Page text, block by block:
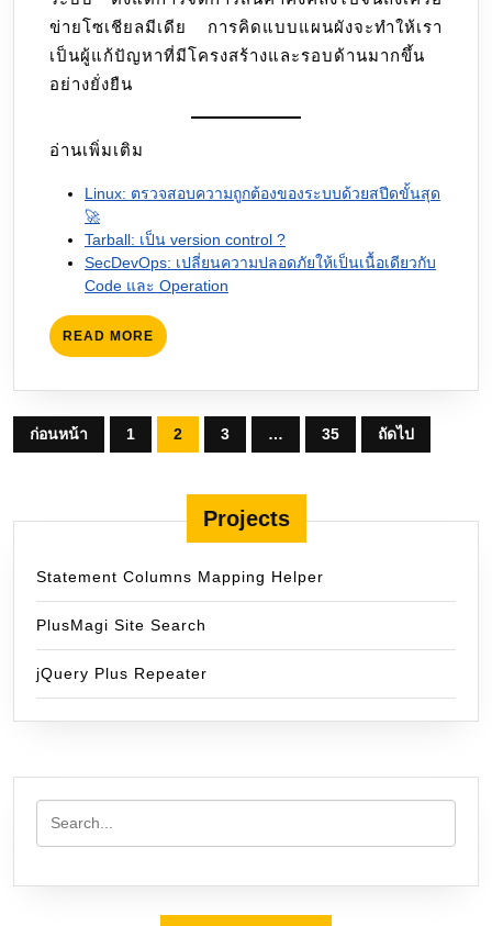
ข่ายโซเชียลมีเดีย การคิดแบบแผนผังจะทำให้เรา
เป็นผู้แก้ปัญหาที่มีโครงสร้างและรอบด้านมากขึ้น
อย่างยั่งยืน
อ่านเพิ่มเติม
Linux: ตรวจสอบความถูกต้องของระบบด้วยสปีดขั้นสุด
🚀
Tarball: เป็น version control ?
SecDevOps: เปลี่ยนความปลอดภัยให้เป็นเนื้อเดียวกับ
Code และ Operation
READ MORE READ
MORE
Posts
pagination
ก่อนหน้า 1 2 3 … 35 ถัดไป
Projects
Statement Columns Mapping Helper
PlusMagi Site Search
jQuery Plus Repeater